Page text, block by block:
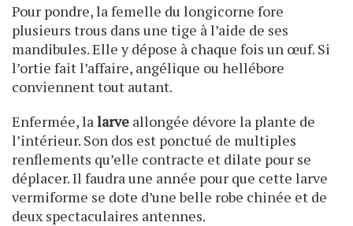
Pour pondre, la femelle du longicorne fore
plusieurs trous dans une tige à l’aide de ses
mandibules. Elle y dépose à chaque fois un œuf. Si
l’ortie fait l’affaire, angélique ou hellébore
conviennent tout autant.
Enfermée, la larve allongée dévore la plante de
l’intérieur. Son dos est ponctué de multiples
renflements qu’elle contracte et dilate pour se
déplacer. Il faudra une année pour que cette larve
vermiforme se dote d’une belle robe chinée et de
deux spectaculaires antennes.